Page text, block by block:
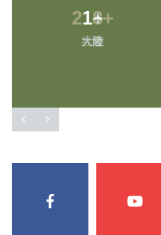
1+
大陸